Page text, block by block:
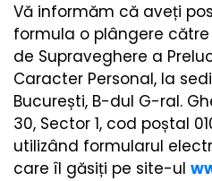
Vă informăm că aveți
formula o plângere
de Supraveghere a
Caracter Personal, la
București, B-dul G-ral.
30, Sector 1, cod poștal
utilizând formularul
care îl găsiți pe site-ul